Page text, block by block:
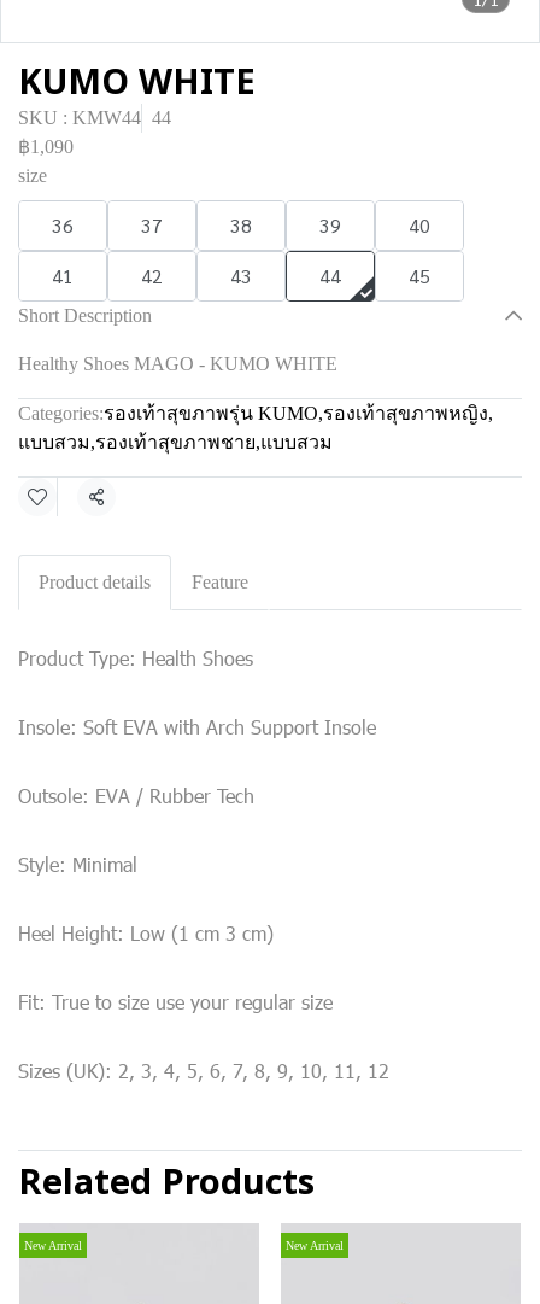
KUMO WHITE
SKU : KMW44 44
฿1,090
size
36 37 38 39
40
41
42 43 44 45
Short Description
Healthy Shoes MAGO - KUMO WHITE
Categories:รองเท้าสุขภาพรุ่น KUMO,รองเท้าสุขภาพหญิง,
แบบสวม,รองเท้าสุขภาพชาย,แบบสวม
Share
Product details Feature
Product Type: Health Shoes
Insole: Soft EVA with Arch Support Insole
Outsole: EVA / Rubber Tech
Style: Minimal
Heel Height: Low (1 cm 3 cm)
Fit: True to size use your regular size
Sizes (UK): 2, 3, 4, 5, 6, 7, 8, 9, 10, 11, 12
Related Products
New Arrival New Arrival